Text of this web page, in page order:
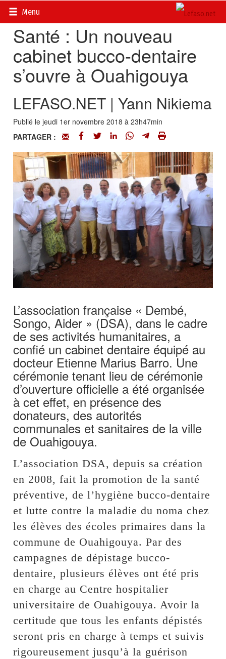
Menu
Accueil>
Santé : Un nouveau
cabinet bucco-dentaire
s’ouvre à Ouahigouya
LEFASO.NET | Yann Nikiema
Publié le jeudi 1er novembre 2018 à 23h47min
PARTAGER :
L’association française « Dembé,
Songo, Aider » (DSA), dans le cadre
de ses activités humanitaires, a
confié un cabinet dentaire équipé au
docteur Etienne Marius Barro. Une
cérémonie tenant lieu de cérémonie
d’ouverture officielle a été organisée
à cet effet, en présence des
donateurs, des autorités
communales et sanitaires de la ville
de Ouahigouya.
L’association DSA, depuis sa création
en 2008, fait la promotion de la santé
préventive, de l’hygiène bucco-dentaire
et lutte contre la maladie du noma chez
les élèves des écoles primaires dans la
commune de Ouahigouya. Par des
campagnes de dépistage bucco-
dentaire, plusieurs élèves ont été pris
en charge au Centre hospitalier
universitaire de Ouahigouya. Avoir la
certitude que tous les enfants dépistés
seront pris en charge à temps et suivis
rigoureusement jusqu’à la guérison